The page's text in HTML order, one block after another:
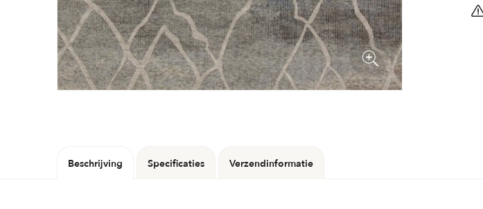
Beschrijving Specificaties Verzendinformatie